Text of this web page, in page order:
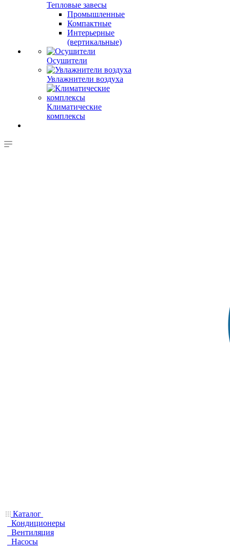
Тепловые завесы
Промышленные
Компактные
Интерьерные
(вертикальные)
Осушители
Увлажнители воздуха
Климатические
комплексы
Каталог
Кондиционеры
Вентиляция
Насосы